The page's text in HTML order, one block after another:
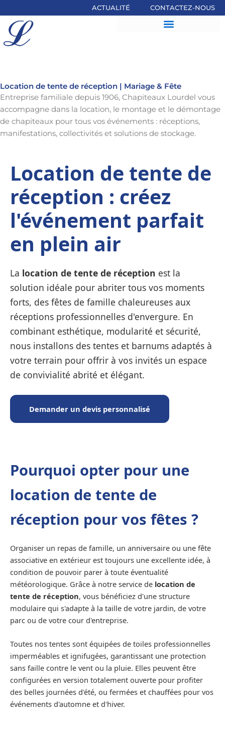
au
contenu
ACTUALITÉ CONTACTEZ-NOUS
Location de tente de réception | Mariage & Fête
Entreprise familiale depuis 1906, Chapiteaux Lourdel vous
accompagne dans la location, le montage et le démontage
de chapiteaux pour tous vos événements : réceptions,
manifestations, collectivités et solutions de stockage.
Location de tente de
réception : créez
l'événement parfait
en plein air
La location de tente de réception est la
solution idéale pour abriter tous vos moments
forts, des fêtes de famille chaleureuses aux
réceptions professionnelles d'envergure. En
combinant esthétique, modularité et sécurité,
nous installons des tentes et barnums adaptés à
votre terrain pour offrir à vos invités un espace
de convivialité abrité et élégant.
Demander un devis personnalisé
Pourquoi opter pour une
location de tente de
réception pour vos fêtes ?
Organiser un repas de famille, un anniversaire ou une fête
associative en extérieur est toujours une excellente idée, à
condition de pouvoir parer à toute éventualité
météorologique. Grâce à notre service de location de
tente de réception, vous bénéficiez d'une structure
modulaire qui s'adapte à la taille de votre jardin, de votre
parc ou de votre cour d'entreprise.
Toutes nos tentes sont équipées de toiles professionnelles
imperméables et ignifugées, garantissant une protection
sans faille contre le vent ou la pluie. Elles peuvent être
configurées en version totalement ouverte pour profiter
des belles journées d'été, ou fermées et chauffées pour vos
événements d'automne et d'hiver.